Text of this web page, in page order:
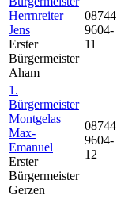
Herrnreiter
Jens
Erster
Bürgermeister
Aham
08744
9604-
11
1.
Bürgermeister
Montgelas
Max-
Emanuel
Erster
Bürgermeister
Gerzen
08744
9604-
12